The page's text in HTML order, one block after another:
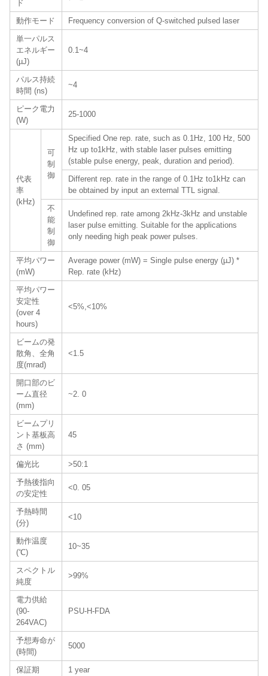
ド
動作モード
Frequency conversion of Q-switched pulsed laser
単一パルス
エネルギー
(µJ)
0.1~4
パルス持続
時間 (ns)
~4
ピーク電力
(W)
25-1000
代表
率
(kHz)
可
制
御
Specified One rep. rate, such as 0.1Hz, 100 Hz, 500
Hz up to1kHz, with stable laser pulses emitting
(stable pulse energy, peak, duration and period).
Different rep. rate in the range of 0.1Hz to1kHz can
be obtained by input an external TTL signal.
不
能
制
御
Undefined rep. rate among 2kHz-3kHz and unstable
laser pulse emitting. Suitable for the applications
only needing high peak power pulses.
平均パワー
(mW)
Average power (mW) = Single pulse energy (µJ) *
Rep. rate (kHz)
平均パワー
安定性
(over 4
hours)
<5%,<10%
ビームの発
散角、全角
度(mrad)
<1.5
開口部のビ
ーム直径
(mm)
~2. 0
ビームプリ
ント基板高
さ (mm)
45
偏光比
>50:1
予熱後指向
の安定性
<0. 05
予熱時間
(分)
<10
動作温度
(℃)
10~35
スペクトル
純度
>99%
電力供給
(90-
264VAC)
PSU-H-FDA
予想寿命が
(時間)
5000
保証期 1 year